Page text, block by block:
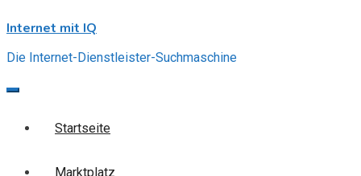
to
Internet mit IQ
Die Internet-Dienstleister-Suchmaschine
Startseite
Marktplatz